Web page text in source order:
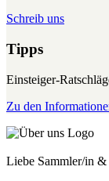
Schreib uns
Tipps
Einsteiger-
Zu den
Liebe Sammler/in &